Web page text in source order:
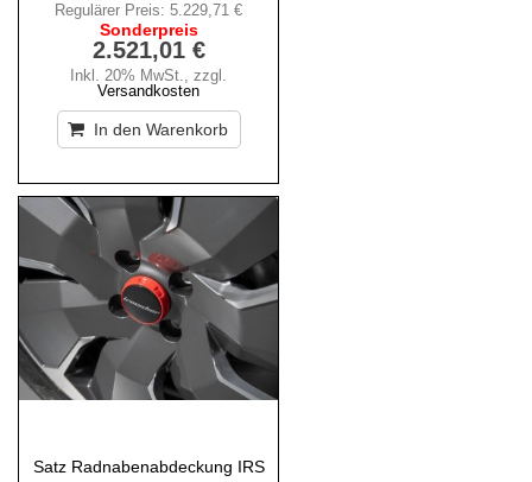
Regulärer Preis: 5.229,71 €
Sonderpreis
2.521,01 €
Inkl. 20% MwSt., zzgl.
Versandkosten
In den Warenkorb
Satz Radnabenabdeckung IRS